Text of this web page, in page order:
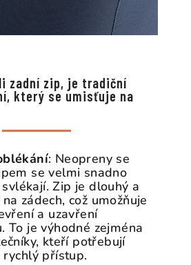
zadní zip, je tradiční
který se umisťuje na
: Neopreny se
se velmi snadno
Zip je dlouhý a
zádech, což umožňuje
a uzavření
To je výhodné zejména
kteří potřebují
rychlý přístup.